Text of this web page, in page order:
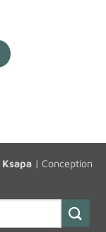
Ksapa| Conception